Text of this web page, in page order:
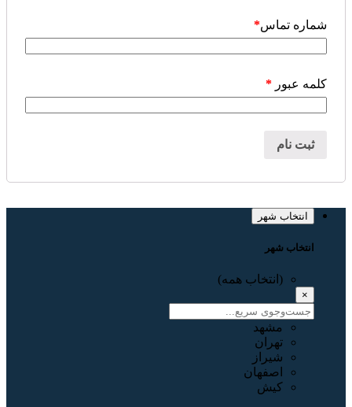
شماره تماس*
کلمه عبور *
ثبت نام
انتخاب شهر
انتخاب شهر
(انتخاب همه)
×
مشهد
تهران
شیراز
اصفهان
کیش